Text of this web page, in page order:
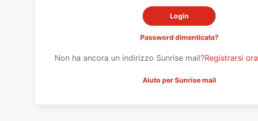
Password dimenticata?
Non ha ancora un indirizzo Sunrise mail?Registrarsi ora
Aiuto per Sunrise mail